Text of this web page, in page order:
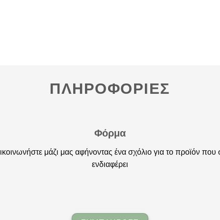
ΠΛΗΡΟΦΟΡΙΕΣ
Φόρμα
μάζι μας αφήνοντας ένα σχόλιο για το προϊόν που
ενδιαφέρει